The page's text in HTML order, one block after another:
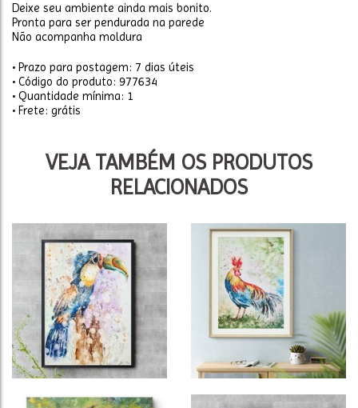
Deixe seu ambiente ainda mais bonito.
Pronta para ser pendurada na parede
Não acompanha moldura
• Prazo para postagem: 7 dias úteis
• Código do produto: 977634
• Quantidade mínima: 1
• Frete: grátis
VEJA TAMBÉM OS PRODUTOS
RELACIONADOS